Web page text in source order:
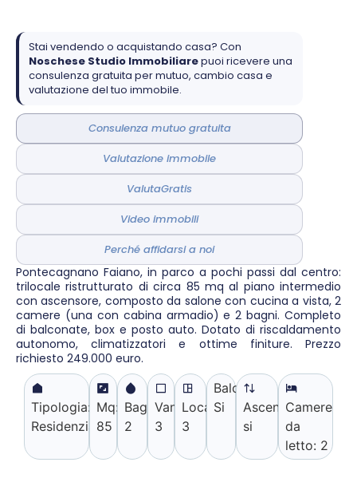
Stai vendendo o acquistando casa? Con
Noschese Studio Immobiliarepuoi ricevere una
consulenza gratuita per mutuo, cambio casa e
valutazione del tuo immobile.
Consulenza mutuo gratuita
Valutazione immobile
ValutaGratis
Video immobili
Perché affidarsi a noi
Pontecagnano Faiano, in parco a pochi passi dal centro:
trilocale ristrutturato di circa 85 mq al piano intermedio
con ascensore, composto da salone con cucina a vista, 2
camere (una con cabina armadio) e 2 bagni. Completo
di balconate, box e posto auto. Dotato di riscaldamento
autonomo, climatizzatori e ottime finiture. Prezzo
richiesto 249.000 euro.
Tipologia:
Residenziale
Mq:
85
Bagni:
2
Vani:
3
Locali:
3
Balconi:
Si
Ascensore:
si
Camere
da
letto: 2